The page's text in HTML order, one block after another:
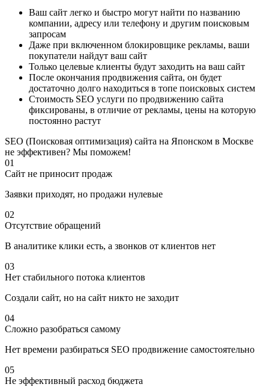
Ваш сайт легко и быстро могут найти по названию
компании, адресу или телефону и другим поисковым
запросам
Даже при включенном блокировщике рекламы, ваши
покупатели найдут ваш сайт
Только целевые клиенты будут заходить на ваш сайт
После окончания продвижения сайта, он будет
достаточно долго находиться в топе поисковых систем
Стоимость SEO услуги по продвижению сайта
фиксированы, в отличие от рекламы, цены на которую
постоянно растут
SEO (Поисковая оптимизация) сайта на Японском в Москве
не эффективен? Мы поможем!
01
Сайт не приносит продаж
Заявки приходят, но продажи нулевые
02
Отсутствие обращений
В аналитике клики есть, а звонков от клиентов нет
03
Нет стабильного потока клиентов
Создали сайт, но на сайт никто не заходит
04
Сложно разобраться самому
Нет времени разбираться SEO продвижение самостоятельно
05
Не эффективный расход бюджета